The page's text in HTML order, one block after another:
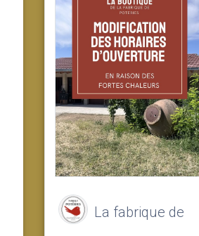
La fabrique de